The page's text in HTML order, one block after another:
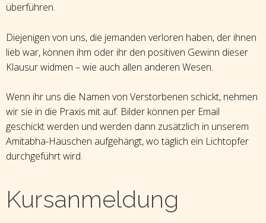
überführen.
Diejenigen von uns, die jemanden verloren haben, der ihnen
lieb war, können ihm oder ihr den positiven Gewinn dieser
Klausur widmen – wie auch allen anderen Wesen.
Wenn ihr uns die Namen von Verstorbenen schickt, nehmen
wir sie in die Praxis mit auf. Bilder können per Email
geschickt werden und werden dann zusätzlich in unserem
Amitabha-Häuschen aufgehängt, wo täglich ein Lichtopfer
durchgeführt wird.
Kursanmeldung
Kursanmeldung